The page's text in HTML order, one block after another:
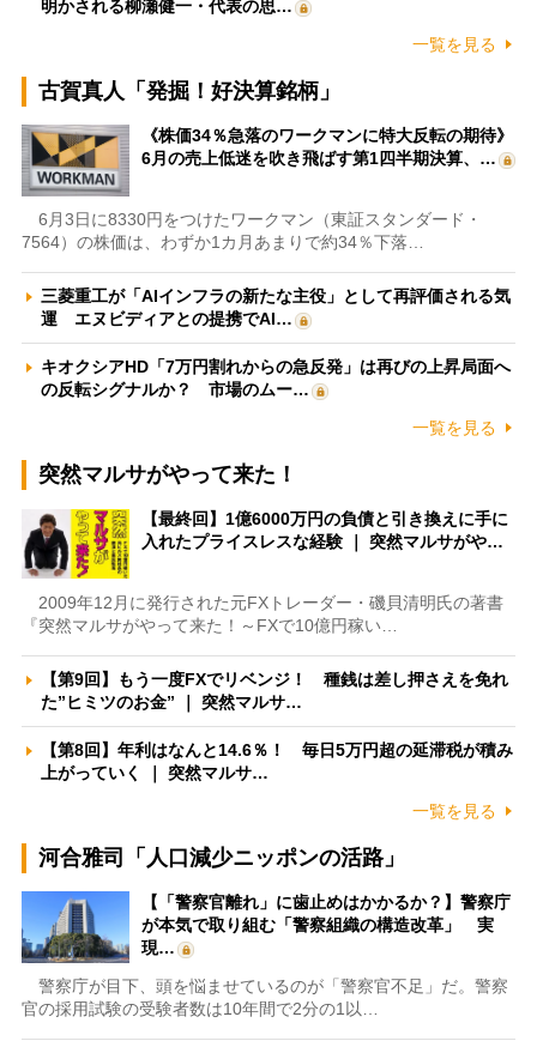
明かされる柳瀬健一・代表の思…
一覧を見る
古賀真人「発掘！好決算銘柄」
《株価34％急落のワークマンに特大反転の期待》
6月の売上低迷を吹き飛ばす第1四半期決算、…
6月3日に8330円をつけたワークマン（東証スタンダード・
7564）の株価は、わずか1カ月あまりで約34％下落…
三菱重工が「AIインフラの新たな主役」として再評価される気
運 エヌビディアとの提携でAI…
キオクシアHD「7万円割れからの急反発」は再びの上昇局面へ
の反転シグナルか？ 市場のムー…
一覧を見る
突然マルサがやって来た！
【最終回】1億6000万円の負債と引き換えに手に
入れたプライスレスな経験 ｜ 突然マルサがや…
2009年12月に発行された元FXトレーダー・磯貝清明氏の著書
『突然マルサがやって来た！～FXで10億円稼い…
【第9回】もう一度FXでリベンジ！ 種銭は差し押さえを免れ
た”ヒミツのお金” ｜ 突然マルサ…
【第8回】年利はなんと14.6％！ 毎日5万円超の延滞税が積み
上がっていく ｜ 突然マルサ…
一覧を見る
河合雅司「人口減少ニッポンの活路」
【「警察官離れ」に歯止めはかかるか？】警察庁
が本気で取り組む「警察組織の構造改革」 実
現…
警察庁が目下、頭を悩ませているのが「警察官不足」だ。警察
官の採用試験の受験者数は10年間で2分の1以…